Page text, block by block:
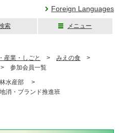
Foreign Languages
索 メニュー
産業・しごと > みえの食 >
参加会員一覧
水産部 >
消・ブランド推進班